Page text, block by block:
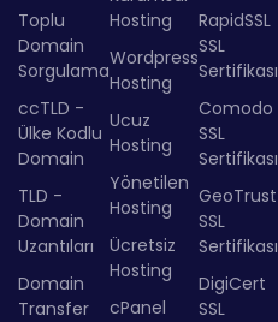
Toplu
Domain
Sorgulama
ccTLD -
Ülke Kodlu
Domain
TLD -
Domain
Uzantıları
Domain
Transfer
Hosting
Wordpress
Hosting
Ucuz
Hosting
Yönetilen
Hosting
Ücretsiz
Hosting
cPanel
RapidSSL
SSL
Sertifikası
Comodo
SSL
Sertifikası
GeoTrust
SSL
Sertifikası
DigiCert
SSL